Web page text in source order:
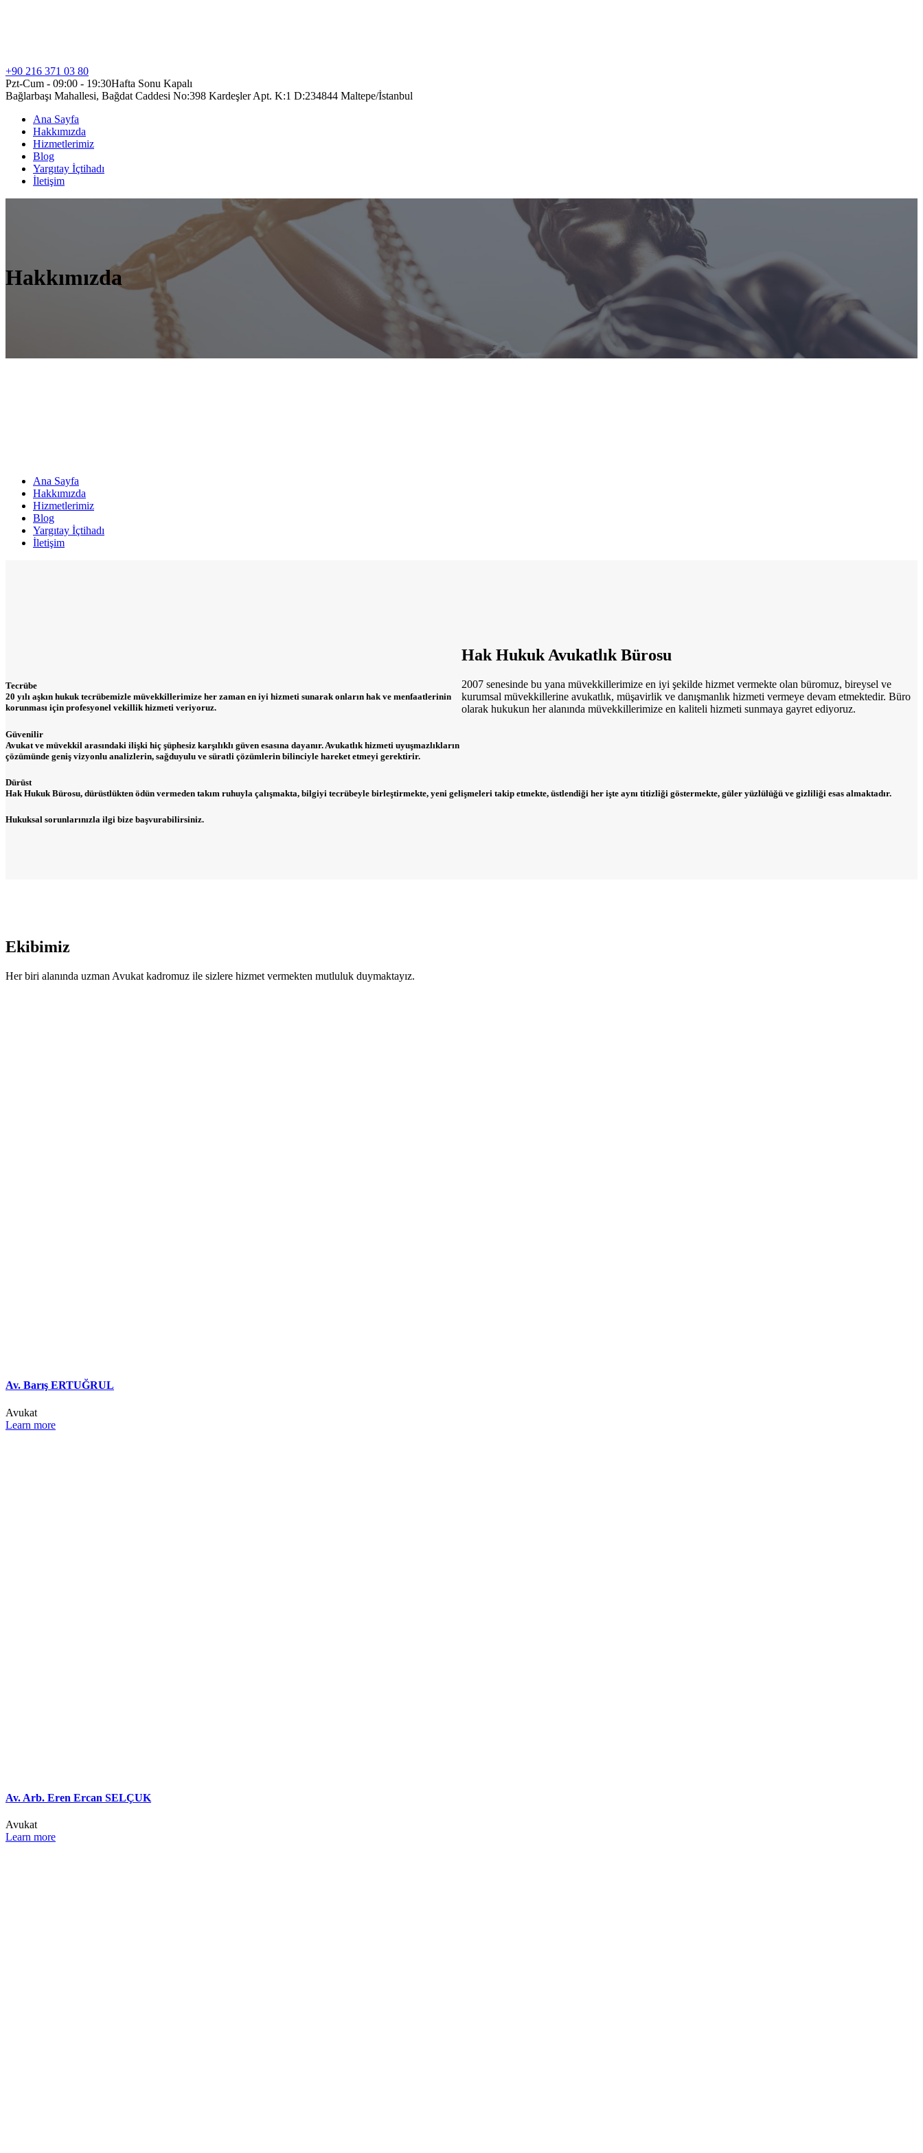
+90 216 371 03 80
Pzt-Cum - 09:00 - 19:30Hafta Sonu Kapalı
Bağlarbaşı Mahallesi, Bağdat Caddesi No:398 Kardeşler Apt. K:1 D:234844 Maltepe/İstanbul
Ana Sayfa
Hakkımızda
Hizmetlerimiz
Blog
Yargıtay İçtihadı
İletişim
Hakkımızda
Ana Sayfa
Hakkımızda
Hizmetlerimiz
Blog
Yargıtay İçtihadı
İletişim
Hak Hukuk Avukatlık Bürosu
2007 senesinde bu yana müvekkillerimize en iyi şekilde hizmet vermekte olan büromuz, bireysel ve
kurumsal müvekkillerine avukatlık, müşavirlik ve danışmanlık hizmeti vermeye devam etmektedir. Büro
olarak hukukun her alanında müvekkillerimize en kaliteli hizmeti sunmaya gayret ediyoruz.
Tecrübe
20 yılı aşkın hukuk tecrübemizle müvekkillerimize her zaman en iyi hizmeti sunarak onların hak ve menfaatlerinin
korunması için profesyonel vekillik hizmeti veriyoruz.
Güvenilir
Avukat ve müvekkil arasındaki ilişki hiç şüphesiz karşılıklı güven esasına dayanır. Avukatlık hizmeti uyuşmazlıkların
çözümünde geniş vizyonlu analizlerin, sağduyulu ve süratli çözümlerin bilinciyle hareket etmeyi gerektirir.
Dürüst
Hak Hukuk Bürosu, dürüstlükten ödün vermeden takım ruhuyla çalışmakta, bilgiyi tecrübeyle birleştirmekte, yeni gelişmeleri takip etmekte, üstlendiği her işte aynı titizliği göstermekte, güler yüzlülüğü ve gizliliği esas almaktadır.
Hukuksal sorunlarınızla ilgi bize başvurabilirsiniz.
Ekibimiz
Her biri alanında uzman Avukat kadromuz ile sizlere hizmet vermekten mutluluk duymaktayız.
Av. Barış ERTUĞRUL
Avukat
Learn more
Av. Arb. Eren Ercan SELÇUK
Avukat
Learn more